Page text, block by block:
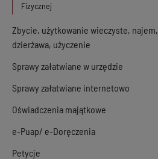
Fizycznej
Zbycie, użytkowanie wieczyste, najem,
dzierżawa, użyczenie
Sprawy załatwiane w urzędzie
Sprawy załatwiane internetowo
Oświadczenia majątkowe
e-Puap/ e-Doręczenia
Petycje